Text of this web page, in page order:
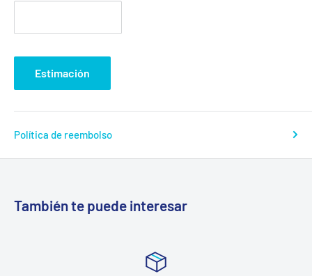
Estimación
Política de reembolso
También te puede interesar